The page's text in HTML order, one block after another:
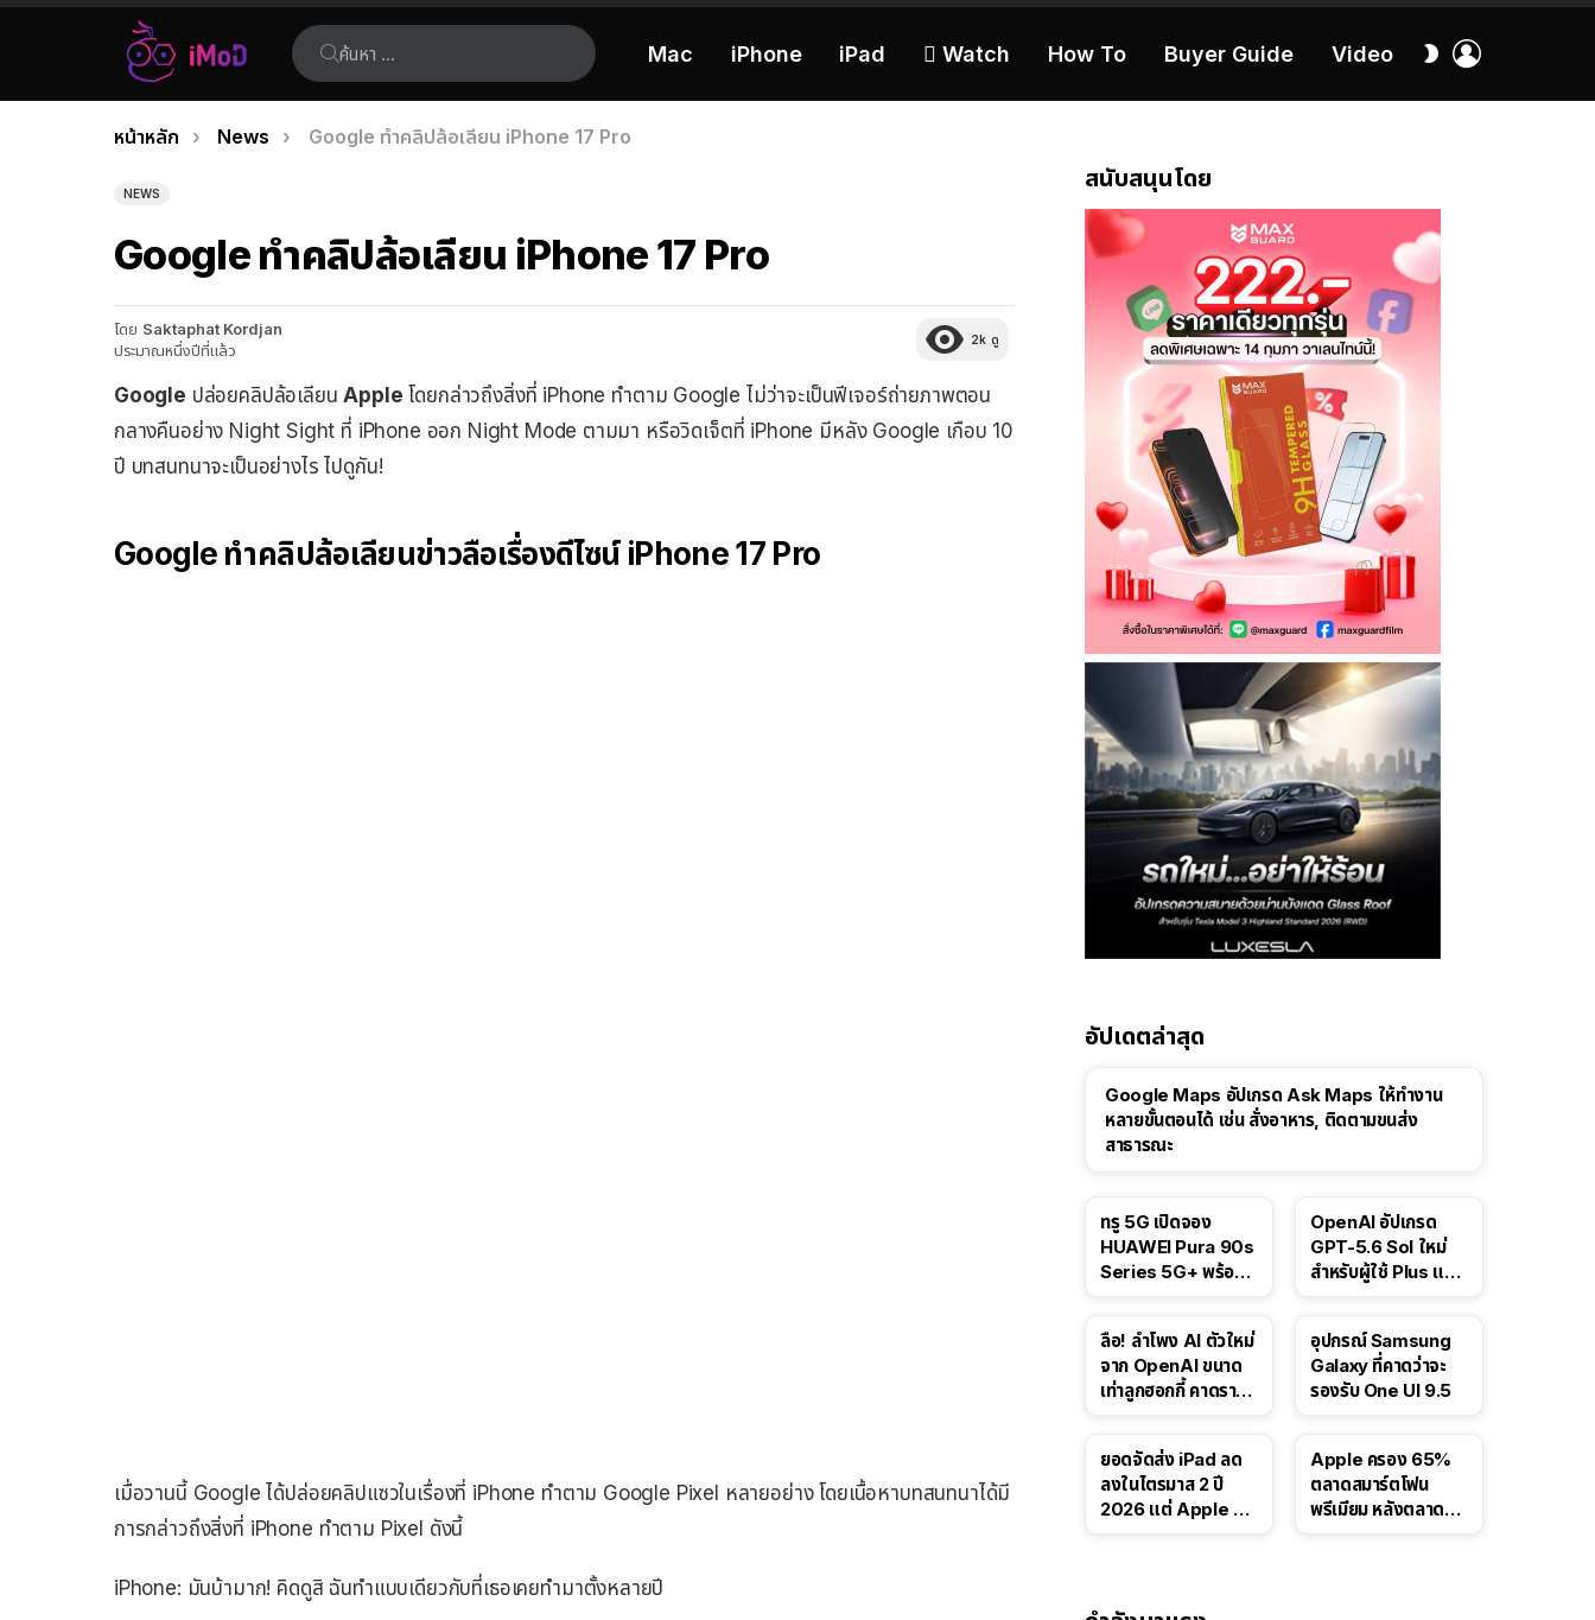
ค้นหา:
Mac iPhone iPad  Watch How To Buyer Guide Video
สลับ
เรื่อง
ล่าสุด
คุณอยู่ที่นี่:
หน้าหลัก News Google ทำคลิปล้อเลียน iPhone 17 Pro
NEWS
Google ทำคลิปล้อเลียน iPhone 17 Pro
โดย Saktaphat Kordjan
ประมาณหนึ่งปีที่แล้ว
2k ดู
Google ปล่อยคลิปล้อเลียนApple โดยกล่าวถึงสิ่งที่ iPhone ทำตาม Google ไม่ว่าจะเป็นฟีเจอร์ถ่ายภาพตอน
กลางคืนอย่าง Night Sight ที่ iPhone ออก Night Mode ตามมา หรือวิดเจ็ตที่ iPhone มีหลัง Google เกือบ 10
ปี บทสนทนาจะเป็นอย่างไร ไปดูกัน!
Google ทำคลิปล้อเลียนข่าวลือเรื่องดีไซน์ iPhone 17 Pro
เมื่อวานนี้ Google ได้ปล่อยคลิปแซวในเรื่องที่ iPhone ทำตาม Google Pixel หลายอย่าง โดยเนื้อหาบทสนทนาได้มี
การกล่าวถึงสิ่งที่ iPhone ทำตาม Pixel ดังนี้
iPhone: มันบ้ามาก! คิดดูสิ ฉันทำแบบเดียวกับที่เธอเคยทำมาตั้งหลายปี
สนับสนุนโดย
อัปเดตล่าสุด
Google Maps อัปเกรด Ask Maps ให้ทำงาน
หลายขั้นตอนได้ เช่น สั่งอาหาร, ติดตามขนส่ง
สาธารณะ
ทรู 5G เปิดจอง
HUAWEI Pura 90s
Series 5G+ พร้อม
OpenAI อัปเกรด
GPT-5.6 Sol ใหม่
สำหรับผู้ใช้ Plus และ
ลือ! ลำโพง AI ตัวใหม่
จาก OpenAI ขนาด
เท่าลูกฮอกกี้ คาดราคา
อุปกรณ์ Samsung
Galaxy ที่คาดว่าจะ
รองรับ One UI 9.5
ยอดจัดส่ง iPad ลด
ลงในไตรมาส 2 ปี
2026 แต่ Apple ยัง
Apple ครอง 65%
ตลาดสมาร์ตโฟน
พรีเมียม หลังตลาดทำ